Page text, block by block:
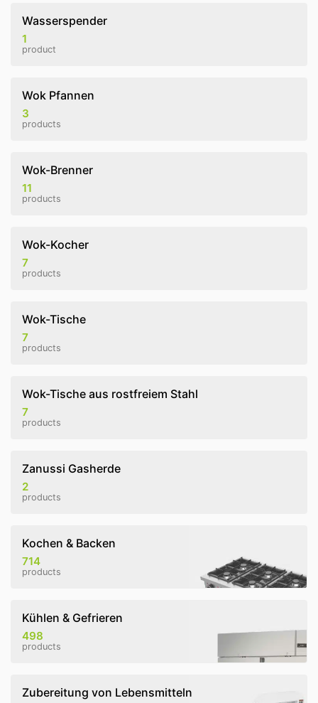
Wasserspender
1
product
Wok Pfannen
3
products
Wok-Brenner
11
products
Wok-Kocher
7
products
Wok-Tische
7
products
Wok-Tische aus rostfreiem Stahl
7
products
Zanussi Gasherde
2
products
Kochen & Backen
714
products
Kühlen & Gefrieren
498
products
Zubereitung von Lebensmitteln